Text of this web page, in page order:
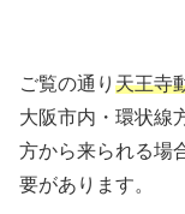
ご覧の通り 天王寺
大阪市内・環状線
方から来られる場
要があります。